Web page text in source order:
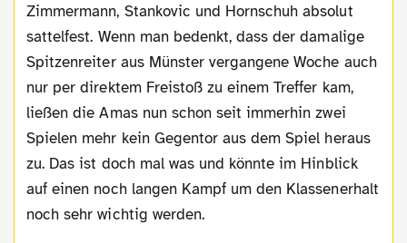
Zimmermann, Stankovic und Hornschuh absolut
sattelfest. Wenn man bedenkt, dass der damalige
Spitzenreiter aus Münster vergangene Woche auch
nur per direktem Freistoß zu einem Treffer kam,
ließen die Amas nun schon seit immerhin zwei
Spielen mehr kein Gegentor aus dem Spiel heraus
zu. Das ist doch mal was und könnte im Hinblick
auf einen noch langen Kampf um den Klassenerhalt
noch sehr wichtig werden.